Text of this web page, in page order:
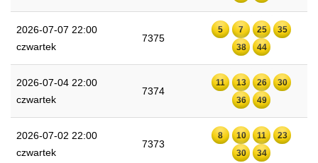
2026-07-07 22:00
czwartek
7375
5 7 25
35
38
44
2026-07-04 22:00
czwartek
7374
11 13 26
30
36
49
2026-07-02 22:00
czwartek
7373
8 10 11
23
30
34